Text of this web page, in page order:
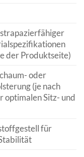
der Produktseite)
oder
(je nach
Sitz- und
für